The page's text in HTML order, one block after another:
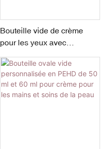
Bouteille vide de crème
pour les yeux avec
de 15 ml